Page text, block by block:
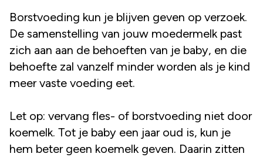
Borstvoeding kun je blijven geven op verzoek.
De samenstelling van jouw moedermelk past
zich aan aan de behoeften van je baby, en die
behoefte zal vanzelf minder worden als je kind
meer vaste voeding eet.
Let op: vervang fles- of borstvoeding niet door
koemelk. Tot je baby een jaar oud is, kun je
hem beter geen koemelk geven. Daarin zitten